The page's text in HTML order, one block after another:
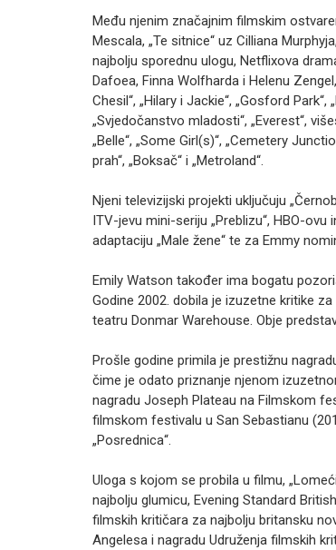
Među njenim značajnim filmskim
Mescala, „Te sitnice“ uz Cilliana
najbolju sporednu ulogu, Netflixova
Dafoea, Finna Wolfharda i Helenu
Chesil“, „Hilary i Jackie“, „Gosford Park“,
„Svjedočanstvo mladosti“, „Everest“,
„Belle“, „Some Girl(s)“, „Cemetery
prah“, „Boksač“ i „Metroland“.
Njeni televizijski projekti uključuju
ITV-jevu mini-seriju „Preblizu“, HBO-
adaptaciju „Male žene“ te za Emmy
Emily Watson također ima bogatu
Godine 2002. dobila je izuzetne kritike za
teatru Donmar Warehouse. Obje
Prošle godine primila je prestižnu
čime je odato priznanje njenom
nagradu Joseph Plateau na Filmskom
filmskom festivalu u San Sebastianu
„Posrednica“.
Uloga s kojom se probila u filmu,
najbolju glumicu, Evening Standard
filmskih kritičara za najbolju britansku
Angelesa i nagradu Udruženja filmskih